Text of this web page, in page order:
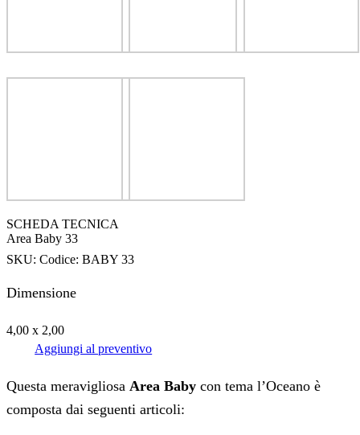
SCHEDA TECNICA
Area Baby 33
SKU: Codice: BABY 33
Dimensione
4,00 x 2,00
Aggiungi al preventivo
Questa meravigliosa Area Baby con tema l’Oceano è
composta dai seguenti articoli: